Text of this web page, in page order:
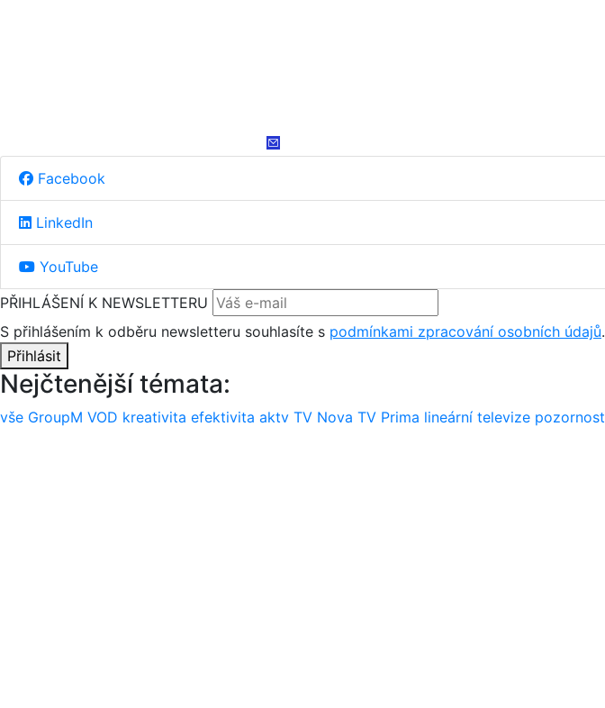
Facebook
LinkedIn
YouTube
PŘIHLÁŠENÍ K NEWSLETTERU
S přihlášením k odběru newsletteru souhlasíte s podmínkami zpracování osobních údajů.
Přihlásit
Nejčtenější témata:
vše GroupM VOD kreativita efektivita aktv TV Nova TV Prima lineární televize pozornost